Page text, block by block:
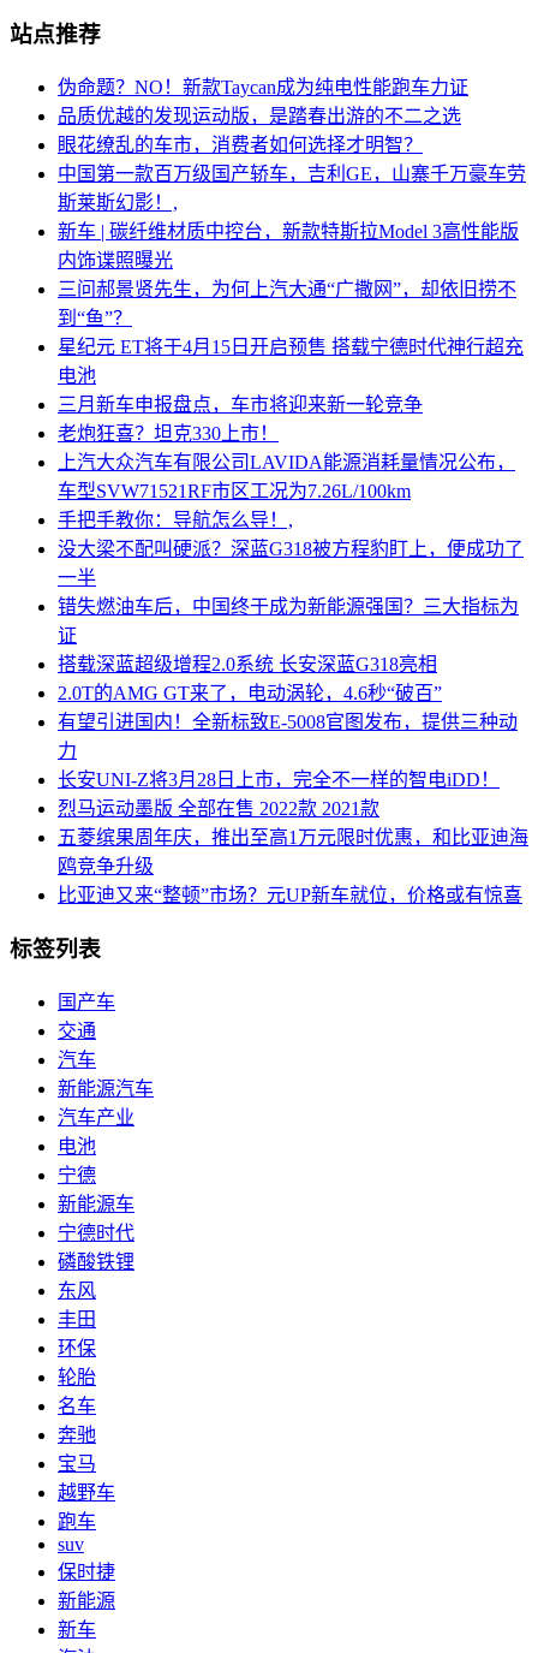
站点推荐
伪命题？NO！新款Taycan成为纯电性能跑车力证
品质优越的发现运动版，是踏春出游的不二之选
眼花缭乱的车市，消费者如何选择才明智？
中国第一款百万级国产轿车，吉利GE，山寨千万豪车劳
斯莱斯幻影！,
新车 | 碳纤维材质中控台，新款特斯拉Model 3高性能版
内饰谍照曝光
三问郝景贤先生，为何上汽大通“广撒网”，却依旧捞不
到“鱼”？
星纪元 ET将于4月15日开启预售 搭载宁德时代神行超充
电池
三月新车申报盘点，车市将迎来新一轮竞争
老炮狂喜？坦克330上市！
上汽大众汽车有限公司LAVIDA能源消耗量情况公布，
车型SVW71521RF市区工况为7.26L/100km
手把手教你：导航怎么导！,
没大梁不配叫硬派？深蓝G318被方程豹盯上，便成功了
一半
错失燃油车后，中国终于成为新能源强国？三大指标为
证
搭载深蓝超级增程2.0系统 长安深蓝G318亮相
2.0T的AMG GT来了，电动涡轮，4.6秒“破百”
有望引进国内！全新标致E-5008官图发布，提供三种动
力
长安UNI-Z将3月28日上市，完全不一样的智电iDD！
烈马运动墨版 全部在售 2022款 2021款
五菱缤果周年庆，推出至高1万元限时优惠，和比亚迪海
鸥竞争升级
比亚迪又来“整顿”市场？元UP新车就位，价格或有惊喜
标签列表
国产车
交通
汽车
新能源汽车
汽车产业
电池
宁德
新能源车
宁德时代
磷酸铁锂
东风
丰田
环保
轮胎
名车
奔驰
宝马
越野车
跑车
suv
保时捷
新能源
新车